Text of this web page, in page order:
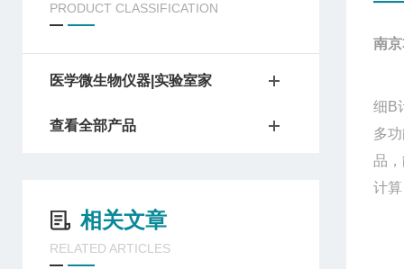
PRODUCT CLASSIFICATION
医学微生物仪器|实验室家
查看全部产品
相关文章
RELATED ARTICLES
南
细B
多
品
计